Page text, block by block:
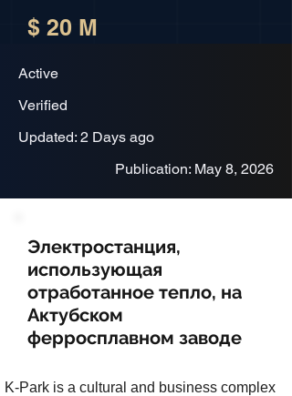
$ 20 M
Active
Verified
Updated: 2 Days ago
Publication: May 8, 2026
Электростанция,
использующая
отработанное тепло, на
Актубском
ферросплавном заводе
K-Park is a cultural and business complex